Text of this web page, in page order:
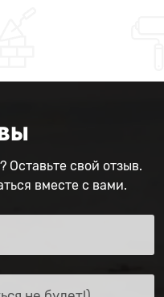
Оставьте свой отзыв.
вместе с вами.